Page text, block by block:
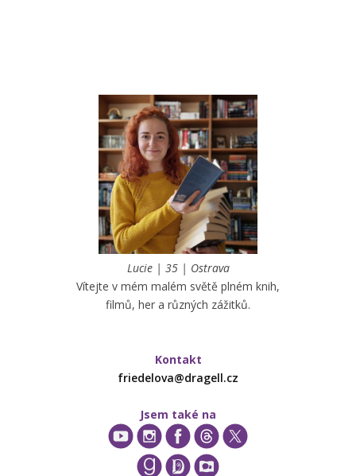
Lucie | 35 | Ostrava
Vítejte v mém malém světě plném knih,
filmů, her a různých zážitků.
Kontakt
friedelova@dragell.cz
Jsem také na